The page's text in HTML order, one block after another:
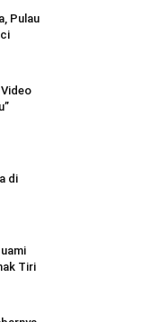
Pulau
di
Tiri